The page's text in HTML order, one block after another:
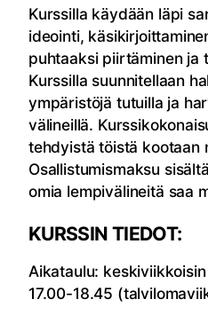
Kurssilla käydään läpi
ideointi,
puhtaaksi piirtäminen ja
Kurssilla suunnitellaan
ympäristöjä tutuilla ja
välineillä.
tehdyistä töistä kootaan
Osallistumismaksu
omia lempivälineitä saa
KURSSIN TIEDOT:
Aikataulu:
17.00-18.45